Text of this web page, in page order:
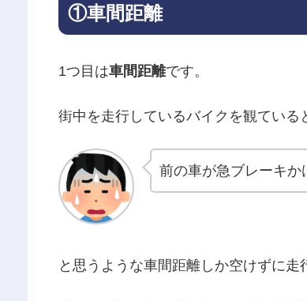
①車間距離
1つ目は車間距離です。
街中を走行しているバイクを観ている
前の車が急ブレーキ
と思うような車間距離しか空けずに走